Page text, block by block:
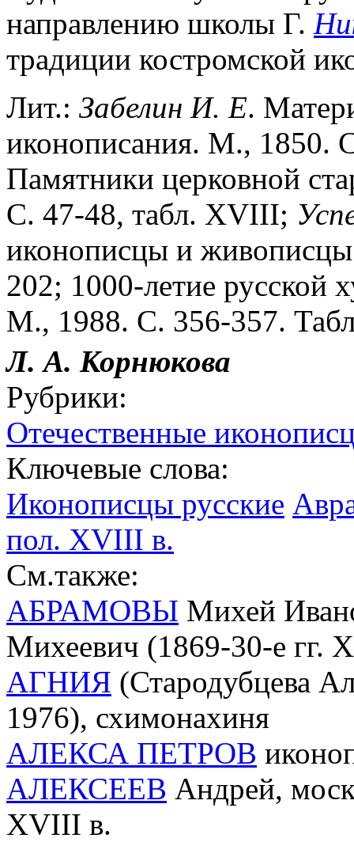
направлению школы Г.
традиции костромской
Лит.: Забелин И. Е.
иконописания. М., 1850.
Памятники церковной
С. 47-48, табл. XVIII;
иконописцы и
202; 1000-летие русской
М., 1988. С. 356-357.
Л. А. Корнюкова
Рубрики:
Отечественные
Ключевые слова:
Иконописцы русские
пол. XVIII в.
См.также:
АБРАМОВЫ Михей
Михеевич (1869-30-е гг.
АГНИЯ (Стародубцева
1976), схимонахиня
АЛЕКСА ПЕТРОВ
АЛЕКСЕЕВ Андрей,
XVIII в.